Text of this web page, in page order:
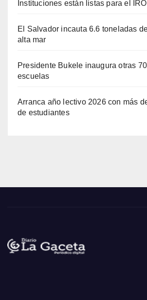
Instituciones están listas para el
El Salvador incauta 6.6 toneladas
alta mar
Presidente Bukele inaugura otras
escuelas
Arranca año lectivo 2026 con más
de estudiantes